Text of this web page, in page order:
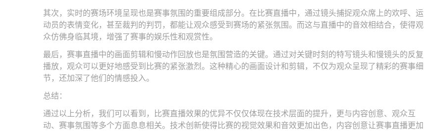
其次，实时的赛场环境呈现也是赛事氛围的重要组成部分。在比赛直播中，通过镜头捕捉观众席上的欢呼、运
动员的表情变化，甚至裁判的判罚，都能让观众感受到赛场的紧张氛围。而这与直播中的音效相结合，使得观
众仿佛身临其境，增强了赛事的娱乐性和观赏性。
最后，赛事直播中的画面剪辑和慢动作回放也是氛围营造的关键。通过对关键时刻的特写镜头和慢镜头的反复
播放，观众可以更好地感受到比赛的紧张激烈。这种精心的画面设计和剪辑，不仅为观众呈现了精彩的赛事细
节，还加深了他们的情感投入。
总结：
通过以上分析，我们可以看到，比赛直播效果的优异不仅仅体现在技术层面的提升，更与内容创意、观众互
动、赛事氛围等多个方面息息相关。技术创新使得比赛的视觉效果和音效更加出色，内容创意让赛事直播更加